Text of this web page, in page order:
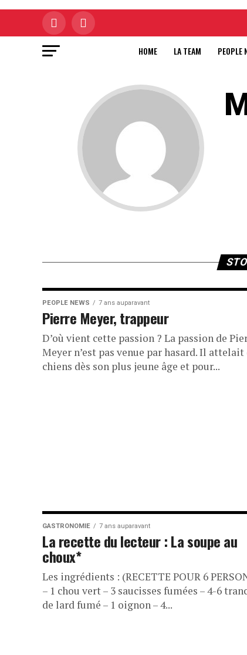
HOME LA TEAM PEOPLE
PEOPLE NEWS 7 ans auparavant
Pierre Meyer, trappeur
D’où vient cette passion ? La passion de
Meyer n’est pas venue par hasard. Il attelait
chiens dès son plus jeune âge et pour...
GASTRONOMIE 7 ans auparavant
La recette du lecteur : La soupe au
choux*
Les ingrédients : (RECETTE POUR 6
– 1 chou vert – 3 saucisses fumées – 4-6
de lard fumé – 1 oignon – 4...